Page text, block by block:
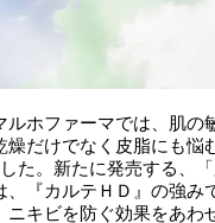
ホファーマでは、肌の
燥だけでなく皮脂にも悩
た。新たに発売する、
、『カルテＨＤ』の強み
ニキビを防ぐ効果をあわ